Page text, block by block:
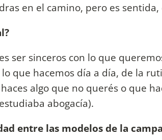
en el camino, pero es sentida,
ser sinceros con lo que
que hacemos día a día, de la
algo que no querés o que
abogacía).
entre las modelos de la